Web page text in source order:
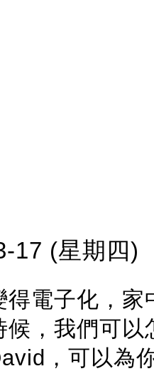
17 (星期四)
得電子化，
候，我們可
，可以為